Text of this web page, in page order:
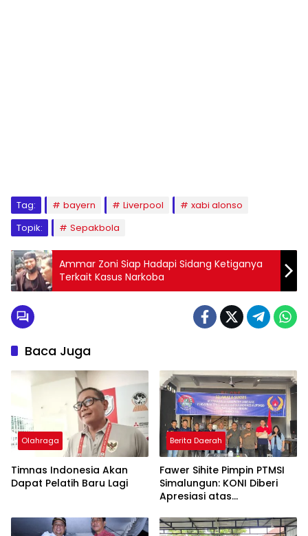
Tag: bayern Liverpool
xabi alonso
Topik:
Sepakbola
Ammar Zoni Siap Hadapi Sidang Ketiganya
Terkait Kasus Narkoba
Baca Juga
Olahraga
Timnas Indonesia Akan
Dapat Pelatih Baru Lagi
Berita Daerah
Fawer Sihite Pimpin PTMSI
Simalungun: KONI Diberi
Apresiasi atas
Olahraga